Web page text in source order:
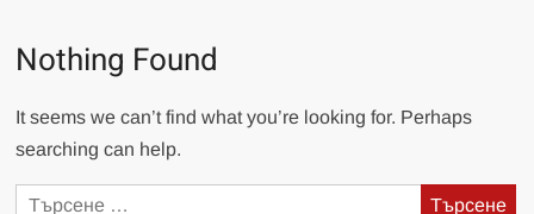
Nothing Found
It seems we can’t find what you’re looking for. Perhaps
searching can help.
Търсене